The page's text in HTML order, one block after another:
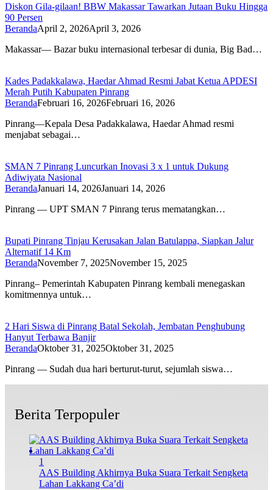
Diskon Gila-gilaan! BBW Makassar Tawarkan Jutaan Buku Hingga
90 Persen
BerandaApril 2, 2026April 3, 2026
Makassar— Bazar buku internasional terbesar di dunia, Big Bad…
Kades Padakkalawa, Haedar Ahmad Resmi Jabat Ketua APDESI
Merah Putih Kabupaten Pinrang
BerandaFebruari 16, 2026Februari 16, 2026
Pinrang—Kepala Desa Padakkalawa, Haedar Ahmad resmi
menjabat sebagai…
SMAN 7 Pinrang Luncurkan Inovasi 3 x 1 untuk Dukung
Adiwiyata Nasional
BerandaJanuari 14, 2026Januari 14, 2026
Pinrang — UPT SMAN 7 Pinrang terus mematangkan…
Bupati Pinrang Tinjau Kerusakan Jalan Batulappa, Siapkan Jalur
Alternatif 14 Km
BerandaNovember 7, 2025November 15, 2025
Pinrang– Pemerintah Kabupaten Pinrang kembali menegaskan
komitmennya untuk…
2 Hari Siswa di Pinrang Batal Sekolah, Jembatan Penghubung
Hanyut Terbawa Banjir
BerandaOktober 31, 2025Oktober 31, 2025
Pinrang — Sudah dua hari berturut-turut, sejumlah siswa…
Berita Terpopuler
1
AAS Building Akhirnya Buka Suara Terkait Sengketa
Lahan Lakkang Ca’di